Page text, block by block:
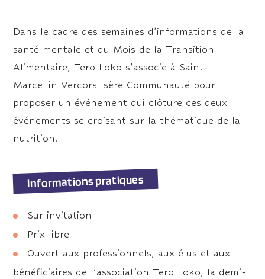
Dans le cadre des semaines d’informations de la
santé mentale et du Mois de la Transition
Alimentaire, Tero Loko s’associe à Saint-
Marcellin Vercors Isère Communauté pour
proposer un événement qui clôture ces deux
événements se croisant sur la thématique de la
nutrition.
Informations pratiques
Sur invitation
Prix libre
Ouvert aux professionnels, aux élus et aux
bénéficiaires de l’association Tero Loko, la demi-